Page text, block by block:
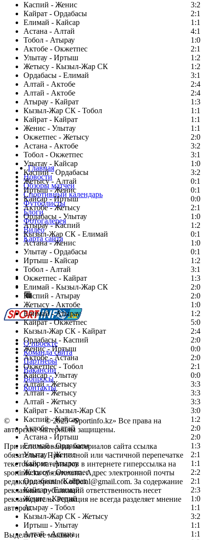
Каспий - Женис
3:2
Кайрат - Ордабасы
2:1
Елимай - Кайсар
1:1
Астана - Алтай
4:1
Тобол - Атырау
1:0
Актобе - Окжетпес
2:1
Улытау - Иртыш
1:2
Жетысу - Кызыл-Жар СК
1:2
Ордабасы - Елимай
3:1
Алтай - Актобе
2:4
Алтай - Актобе
2:4
Атырау - Кайрат
1:3
Кызыл-Жар СК - Тобол
1:1
Кайрат - Кайрат
1:1
Женис - Улытау
1:1
Окжетпес - Жетысу
2:0
Астана - Актобе
3:2
Тобол - Окжетпес
3:1
Улытау - Кайсар
1:0
Каспий - Ордабасы
3:2
Жетысу - Алтай
0:1
Иртыш - Женис
0:1
Кайсар - Иртыш
0:0
Актобе - Жетысу
2:1
Ордабасы - Улытау
1:0
Атырау - Каспий
1:2
Кызыл-Жар СК - Елимай
0:1
Астана - Женис
1:0
Улытау - Ордабасы
0:1
Иртыш - Кайсар
1:2
Тобол - Алтай
3:1
Окжетпес - Кайрат
1:3
Елимай - Кызыл-Жар СК
2:0
Каспий - Атырау
2:0
Жетысу - Актобе
1:0
Елимай - Атырау
1:2
Кайрат - Окжетпес
5:0
Кызыл-Жар СК - Кайрат
2:4
Ордабасы - Каспий
2:0
Женис - Иртыш
0:0
Актобе - Астана
2:0
Окжетпес - Тобол
2:1
Кайсар - Улытау
0:0
Алтай - Жетысу
3:3
Алтай - Жетысу
3:3
Алтай - Жетысу
3:3
Кайрат - Кызыл-Жар СК
3:0
Каспий - Кайсар
1:2
Актобе - Алтай
2:0
Астана - Иртыш
2:0
Елимай - Ордабасы
1:3
Улытау - Женис
2:1
Кайрат - Атырау
1:1
Жетысу - Окжетпес
2:2
Ордабасы - Кайрат
2:1
Кайсар - Елимай
2:3
Женис - Каспий
1:0
Атырау - Тобол
1:1
Кызыл-Жар СК - Жетысу
3:2
Иртыш - Улытау
1:1
Алтай - Астана
1:1
Главная
Новости
Обзоры матчей
Спортивный календарь
Футболисты
Блоги
Фотогалерея
Видео
Карта сайта
Есть идея?
Сообщить о мероприятии
Перейти на старый сайт
О проекте
Команда сайта
Партнеры
Вакансии
Вопросы
Контакты
© Copyright© 2025 «Sportinfo.kz» Все права на
авторские материалы защищены.
При использовании материалов сайта ссылка
обязательна. При полной или частичной перепечатке
текстовых материалов в интернете гиперссылка на
sportinfo.kz обязательна. Адрес электронной почты
редакции: sportinfo.official@gmail.com. За содержание
рекламных публикаций ответственность несет
рекламодатель. Редакция не всегда разделяет мнение
авторов.
Заметили ошибку в тексте?
Выделите ее мышью и